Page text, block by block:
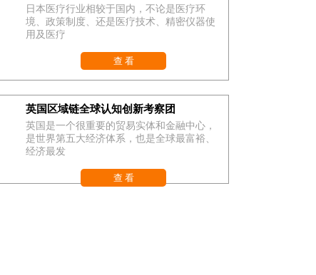
日本医疗行业相较于国内，不论是医疗环
境、政策制度、还是医疗技术、精密仪器使
用及医疗
查 看
英国区域链全球认知创新考察团
英国是一个很重要的贸易实体和金融中心，
是世界第五大经济体系，也是全球最富裕、
经济最发
查 看